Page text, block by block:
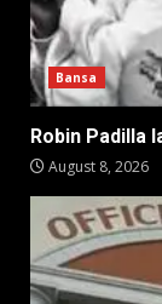
Bansa
Robin Padilla
August 8, 2026